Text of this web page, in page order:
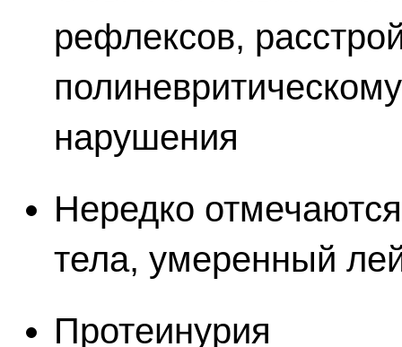
рефлексов,
нарушения
Нередко
тела, умеренный
Протеинурия